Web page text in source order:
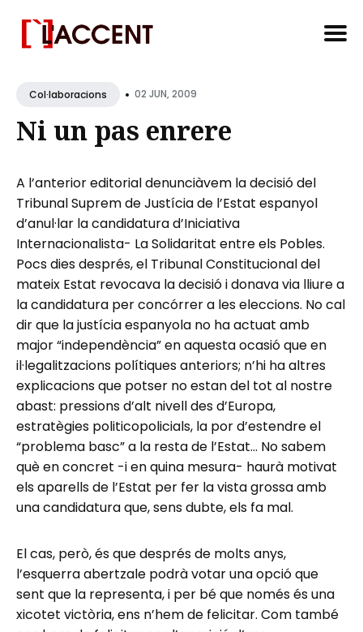
for
Blog
Col·laboracions • 02 JUN, 2009
Ni un pas enrere
A l’anterior editorial denunciàvem la decisió del
Tribunal Suprem de Justícia de l’Estat espanyol
d’anul·lar la candidatura d’Iniciativa
Internacionalista- La Solidaritat entre els Pobles.
Pocs dies després, el Tribunal Constitucional del
mateix Estat revocava la decisió i donava via lliure a
la candidatura per concórrer a les eleccions. No cal
dir que la justícia espanyola no ha actuat amb
major “independència” en aquesta ocasió que en
il·legalitzacions polítiques anteriors; n’hi ha altres
explicacions que potser no estan del tot al nostre
abast: pressions d’alt nivell des d’Europa,
estratègies politicopolicials, la por d’estendre el
“problema basc” a la resta de l’Estat… No sabem
què en concret -i en quina mesura- haurà motivat
els aparells de l’Estat per fer la vista grossa amb
una candidatura que, sens dubte, els fa mal.
El cas, però, és que després de molts anys,
l’esquerra abertzale podrà votar una opció que
sent que la representa, i per bé que només és una
xicotet victòria, ens n’hem de felicitar. Com també